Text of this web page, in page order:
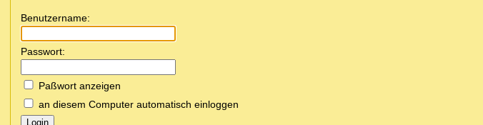
Benutzername:
Passwort:
Paßwort anzeigen
an diesem Computer automatisch einloggen
Login